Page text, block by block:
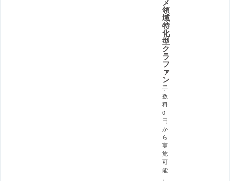
領
域
特
化
型
ク
ラ
フ
ァ
ン
手
数
料
0
円
か
ら
実
施
可
能